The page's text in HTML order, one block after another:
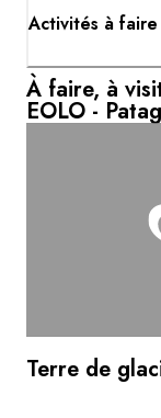
Activités à
À faire, à
EOLO -
Terre de